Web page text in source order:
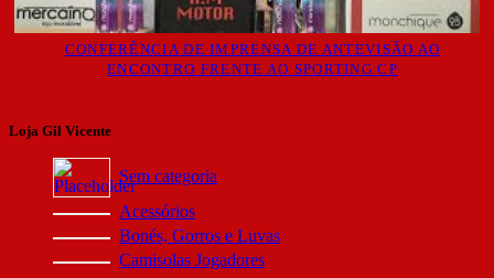
CONFERÊNCIA DE IMPRENSA DE ANTEVISÃO AO
ENCONTRO FRENTE AO SPORTING CP
Loja Gil Vicente
Sem categoria
Acessórios
Bonés, Gorros e Luvas
Camisolas Jogadores